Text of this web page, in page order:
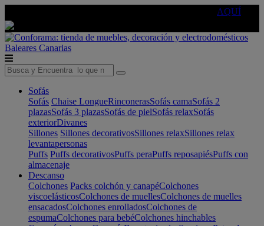
AQUÍ
Baleares Canarias
Sofás
Sofás Chaise LongueRinconerasSofás camaSofás 2
plazasSofás 3 plazasSofás de pielSofás relaxSofás
exteriorDivanes
Sillones Sillones decorativosSillones relaxSillones relax
levantapersonas
Puffs Puffs decorativosPuffs peraPuffs reposapiésPuffs con
almacenaje
Descanso
Colchones Packs colchón y canapéColchones
viscoelásticosColchones de muellesColchones de muelles
ensacadosColchones enrolladosColchones de
espumaColchones para bebéColchones hinchables